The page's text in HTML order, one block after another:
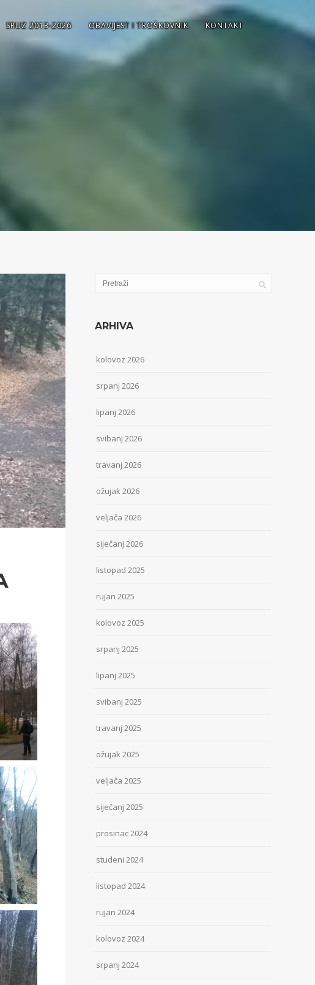
SRUZ 2013-2026 OBAVIJEST I TROŠKOVNIK KONTAKT
ARHIVA
kolovoz 2026
srpanj 2026
lipanj 2026
svibanj 2026
travanj 2026
ožujak 2026
veljača 2026
siječanj 2026
listopad 2025
rujan 2025
kolovoz 2025
srpanj 2025
lipanj 2025
svibanj 2025
travanj 2025
ožujak 2025
veljača 2025
siječanj 2025
prosinac 2024
studeni 2024
listopad 2024
rujan 2024
kolovoz 2024
srpanj 2024